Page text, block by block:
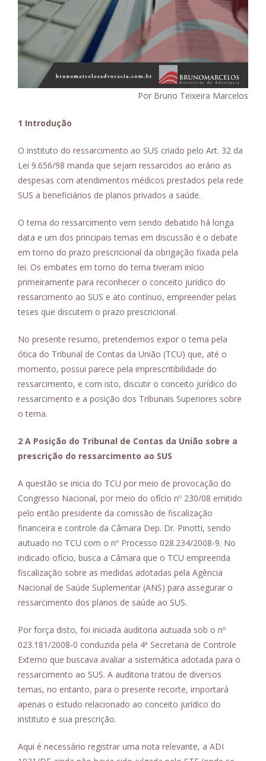
Por Bruno Teixeira Marcelos
1 Introdução
O instituto do ressarcimento ao SUS criado pelo Art. 32 da
Lei 9.656/98 manda que sejam ressarcidos ao erário as
despesas com atendimentos médicos prestados pela rede
SUS a beneficiários de planos privados a saúde.
O tema do ressarcimento vem sendo debatido há longa
data e um dos principais temas em discussão é o debate
em torno do prazo prescricional da obrigação fixada pela
lei. Os embates em torno do tema tiveram início
primeiramente para reconhecer o conceito jurídico do
ressarcimento ao SUS e ato contínuo, empreender pelas
teses que discutem o prazo prescricional.
No presente resumo, pretendemos expor o tema pela
ótica do Tribunal de Contas da União (TCU) que, até o
momento, possui parece pela imprescritibilidade do
ressarcimento, e com isto, discutir o conceito jurídico do
ressarcimento e a posição dos Tribunais Superiores sobre
o tema.
2 A Posição do Tribunal de Contas da União sobre a
prescrição do ressarcimento ao SUS
A questão se inicia do TCU por meio de provocação do
Congresso Nacional, por meio do ofício nº 230/08 emitido
pelo então presidente da comissão de fiscalização
financeira e controle da Câmara Dep. Dr. Pinotti, sendo
autuado no TCU com o nº Processo 028.234/2008-9. No
indicado ofício, busca a Câmara que o TCU empreenda
fiscalização sobre as medidas adotadas pela Agência
Nacional de Saúde Suplementar (ANS) para assegurar o
ressarcimento dos planos de saúde ao SUS.
Por força disto, foi iniciada auditoria autuada sob o nº
023.181/2008-0 conduzida pela 4ª Secretaria de Controle
Externo que buscava avaliar a sistemática adotada para o
ressarcimento ao SUS. A auditoria tratou de diversos
temas, no entanto, para o presente recorte, importará
apenas o estudo relacionado ao conceito jurídico do
instituto e sua prescrição.
Aqui é necessário registrar uma nota relevante, a ADI